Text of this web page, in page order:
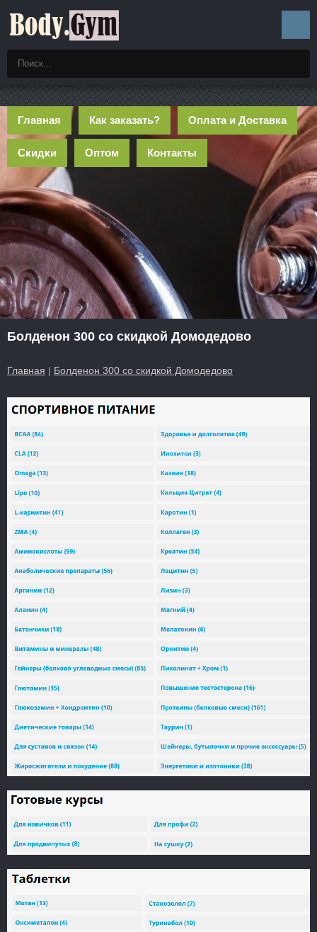
Главная Как заказать? Оплата и Доставка
Скидки Оптом Контакты
Болденон 300 со скидкой Домодедово
Главная | Болденон 300 со скидкой Домодедово